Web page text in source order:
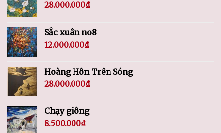
28.000.000₫
Sắc xuân no8
12.000.000₫
Hoàng Hôn Trên Sóng
28.000.000₫
Chạy giông
8.500.000₫